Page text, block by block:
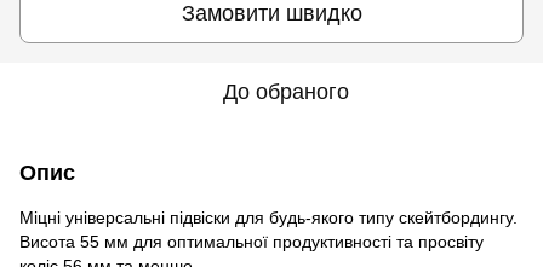
Замовити швидко
До обраного
Опис
Міцні універсальні підвіски для будь-якого типу скейтбордингу.
Висота 55 мм для оптимальної продуктивності та просвіту